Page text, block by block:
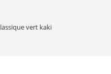
vert kaki